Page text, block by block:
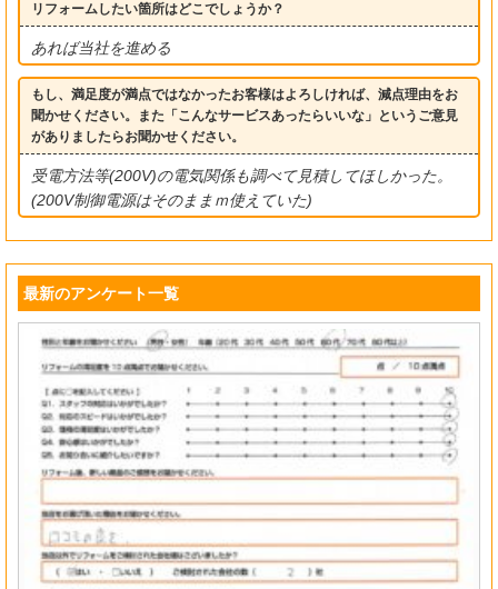
リフォームしたい箇所はどこでしょうか？
あれば当社を進める
もし、満足度が満点ではなかったお客様はよろしければ、減点理由をお
聞かせください。また「こんなサービスあったらいいな」というご意見
がありましたらお聞かせください。
受電方法等(200V)の電気関係も調べて見積してほしかった。
(200V制御電源はそのままｍ使えていた)
最新のアンケート一覧